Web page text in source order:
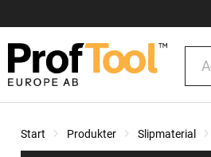
Start Produkter Slipmaterial